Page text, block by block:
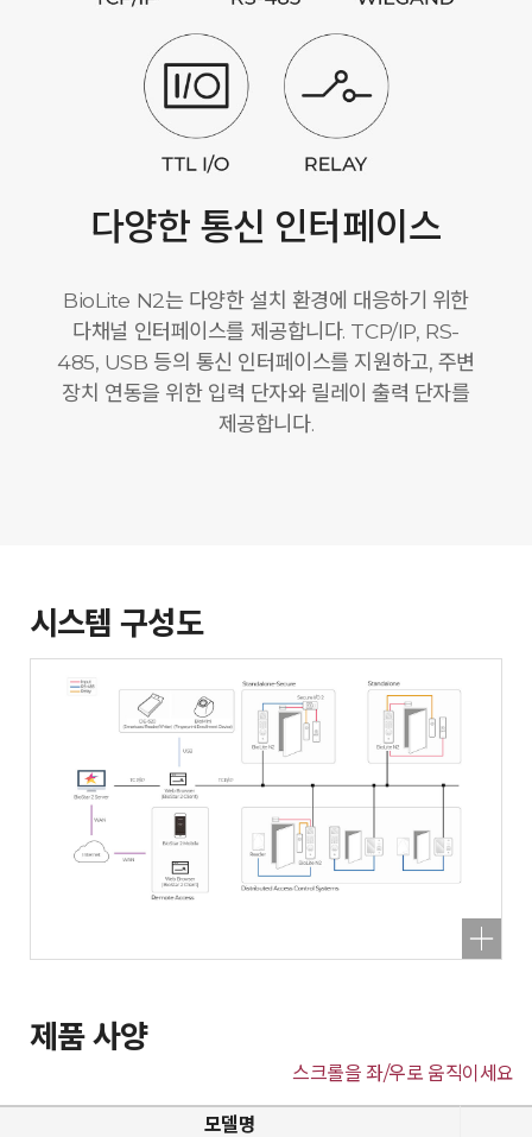
다양한 통신 인터페이스
BioLite N2는 다양한 설치 환경에 대응하기 위한
다채널 인터페이스를 제공합니다. TCP/IP, RS-
485, USB 등의 통신 인터페이스를 지원하고, 주변
장치 연동을 위한 입력 단자와 릴레이 출력 단자를
제공합니다.
시스템 구성도
제품 사양
스크롤을 좌/우로 움직이세요
모델명